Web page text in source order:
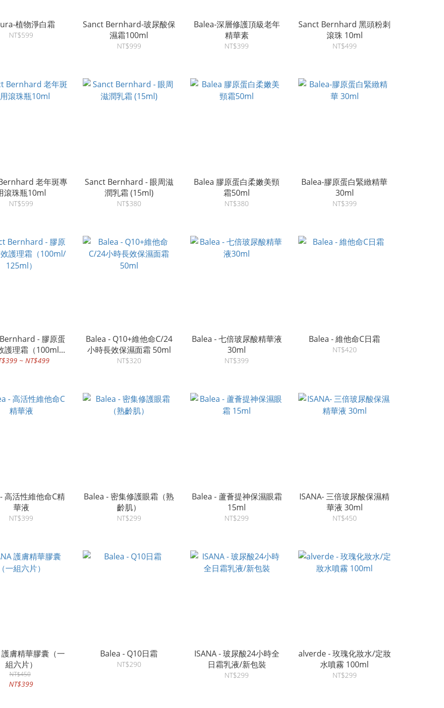
植物淨白霜
NT$599
Sanct Bernhard-玻尿酸保
濕霜100ml
NT$999
Balea-深層修護頂級老年
精華素
NT$399
Sanct Bernhard 黑頭粉刺
滾珠 10ml
NT$499
老年斑專
滾珠瓶10ml
NT$599
Sanct Bernhard - 眼周滋
潤乳霜 (15ml)
NT$380
Balea 膠原蛋白柔嫩美頸
霜50ml
NT$380
Balea-膠原蛋白緊緻精華
30ml
NT$399
- 膠原蛋
護理霜（100ml/
125ml）
~ NT$499
Balea - Q10+維他命C/24
小時長效保濕面霜 50ml
NT$320
Balea - 七倍玻尿酸精華液
30ml
NT$399
Balea - 維他命C日霜
NT$420
高活性維他命C精
華液
NT$399
Balea - 密集修護眼霜（熟
齡肌）
NT$299
Balea - 蘆薈提神保濕眼霜
15ml
NT$299
ISANA- 三倍玻尿酸保濕精
華液 30ml
NT$450
護膚精華膠囊（一
組六片）
NT$450
NT$399
Balea - Q10日霜
NT$290
ISANA - 玻尿酸24小時全
日霜乳液/新包裝
NT$299
alverde - 玫瑰化妝水/定妝
水噴霧 100ml
NT$299